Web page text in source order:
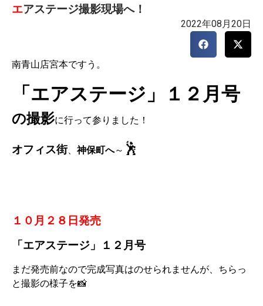
エアステージ撮影現場へ！
2022年08月20日
南青山店宮本ですう。
「エアステージ」１２月号
の撮影に行って参りました！
オフィス街 、神保町へ～ 🕺
１０月２８日発売
「 エアステージ 」１２月号
まだ発売前なので完成写真はのせられませんが、ちらっ
と撮影の様子を📸